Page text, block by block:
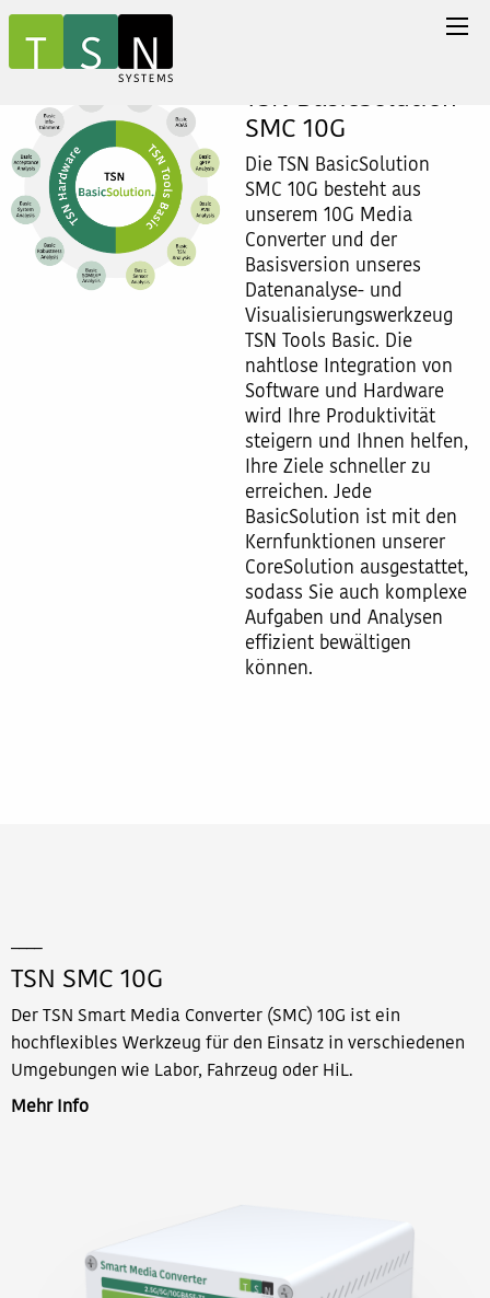
TSN BasicSolution
SMC 10G
Die TSN BasicSolution
SMC 10G besteht aus
unserem 10G Media
Converter und der
Basisversion unseres
Datenanalyse- und
Visualisierungswerkzeug
TSN Tools Basic. Die
nahtlose Integration von
Software und Hardware
wird Ihre Produktivität
steigern und Ihnen helfen,
Ihre Ziele schneller zu
erreichen. Jede
BasicSolution ist mit den
Kernfunktionen unserer
CoreSolution ausgestattet,
sodass Sie auch komplexe
Aufgaben und Analysen
effizient bewältigen
können.
TSN SMC 10G
Der TSN Smart Media Converter (SMC) 10G ist ein
hochflexibles Werkzeug für den Einsatz in verschiedenen
Umgebungen wie Labor, Fahrzeug oder HiL.
Mehr Info